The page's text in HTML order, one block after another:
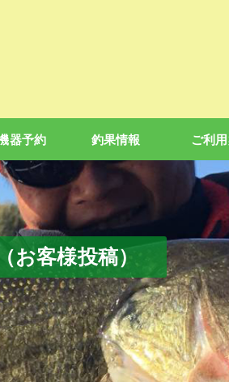
器予約 釣果情報 ご利
お客様投稿）